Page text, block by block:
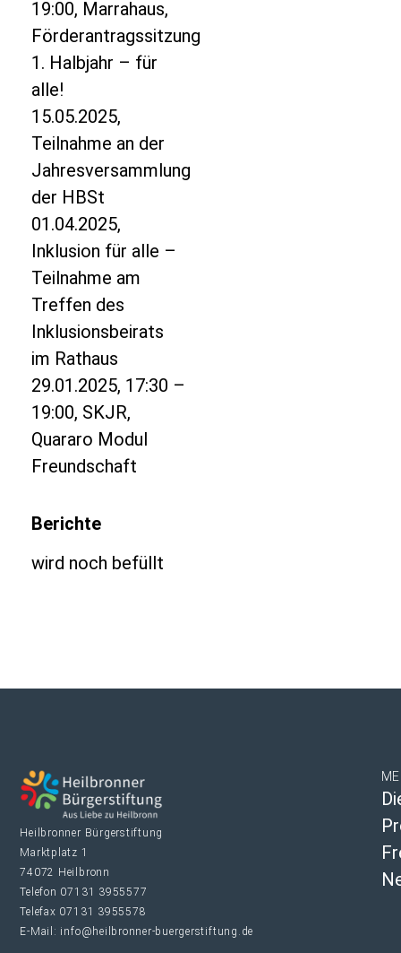
19:00, Marrahaus,
Förderantragssitzung
1. Halbjahr – für
alle!
15.05.2025,
Teilnahme an der
Jahresversammlung
der HBSt
01.04.2025,
Inklusion für alle –
Teilnahme am
Treffen des
Inklusionsbeirats
im Rathaus
29.01.2025, 17:30 –
19:00, SKJR,
Quararo Modul
Freundschaft
Berichte
wird noch befüllt
Heilbronner Bürgerstiftung
Marktplatz 1
74072 Heilbronn
Telefon 07131 3955577
Telefax 07131 3955578
E-Mail: info@heilbronner-buergerstiftung.de